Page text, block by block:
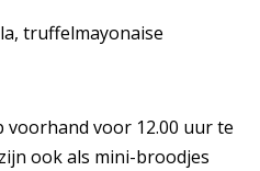
truffelmayonaise
voorhand voor 12.00 uur te
ook als mini-broodjes